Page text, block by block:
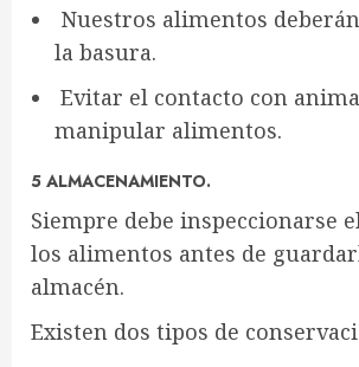
Nuestros alimentos
la basura.
Evitar el contacto con
manipular alimentos.
5 ALMACENAMIENTO.
Siempre debe inspeccionarse
los alimentos antes de
almacén.
Existen dos tipos de